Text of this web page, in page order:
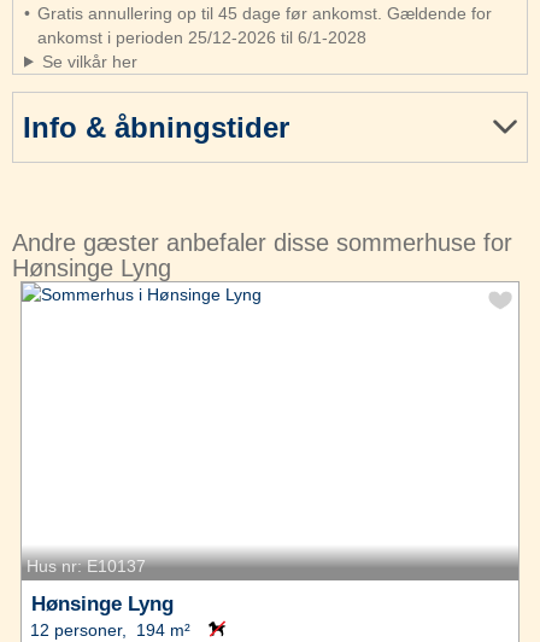
Info & åbningstider
Gratis annullering op til 45 dage før ankomst. Gældende for
ankomst i perioden 25/12-2026 til 6/1-2028
Se vilkår her
Andre gæster anbefaler disse sommerhuse for
Hønsinge Lyng
Hus nr: E10137
Hønsinge Lyng
12 personer, 194 m²